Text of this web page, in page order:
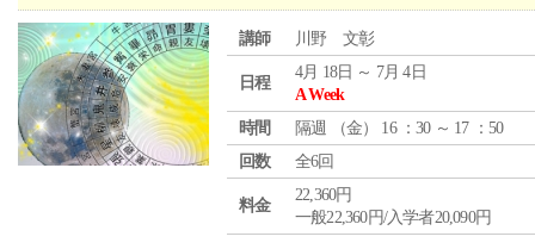
講師 川野 文彰
日程
4月 18日 ～ 7月 4日
A Week
時間
隔週 （金） 16 ：30 ～ 17 ：50
回数
全6回
料金
22,360円
一般22,360円/入学者20,090円